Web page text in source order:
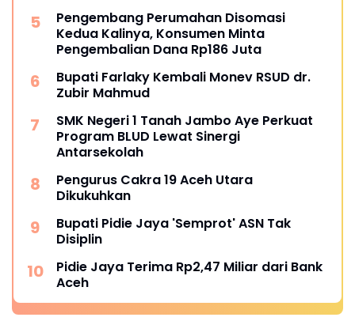
Pengembang Perumahan Disomasi
Kedua Kalinya, Konsumen Minta
Pengembalian Dana Rp186 Juta
Bupati Farlaky Kembali Monev RSUD dr.
Zubir Mahmud
SMK Negeri 1 Tanah Jambo Aye Perkuat
Program BLUD Lewat Sinergi
Antarsekolah
Pengurus Cakra 19 Aceh Utara
Dikukuhkan
Bupati Pidie Jaya 'Semprot' ASN Tak
Disiplin
Pidie Jaya Terima Rp2,47 Miliar dari Bank
Aceh